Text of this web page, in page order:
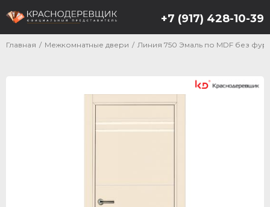
+7 (917) 428-10-39
Главная / Межкомнатные двери / Линия 750 Эмаль по MDF без